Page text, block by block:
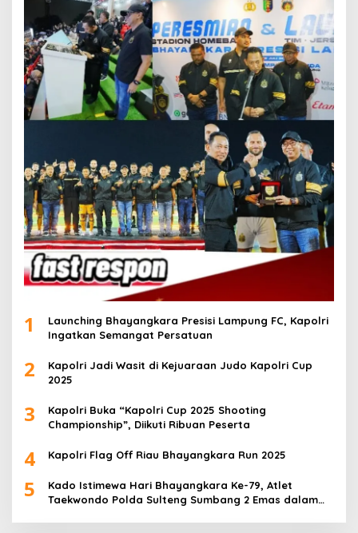
1
Launching Bhayangkara Presisi Lampung FC, Kapolri
Ingatkan Semangat Persatuan
2
Kapolri Jadi Wasit di Kejuaraan Judo Kapolri Cup
2025
3
Kapolri Buka “Kapolri Cup 2025 Shooting
Championship”, Diikuti Ribuan Peserta
4 Kapolri Flag Off Riau Bhayangkara Run 2025
5
Kado Istimewa Hari Bhayangkara Ke-79, Atlet
Taekwondo Polda Sulteng Sumbang 2 Emas dalam